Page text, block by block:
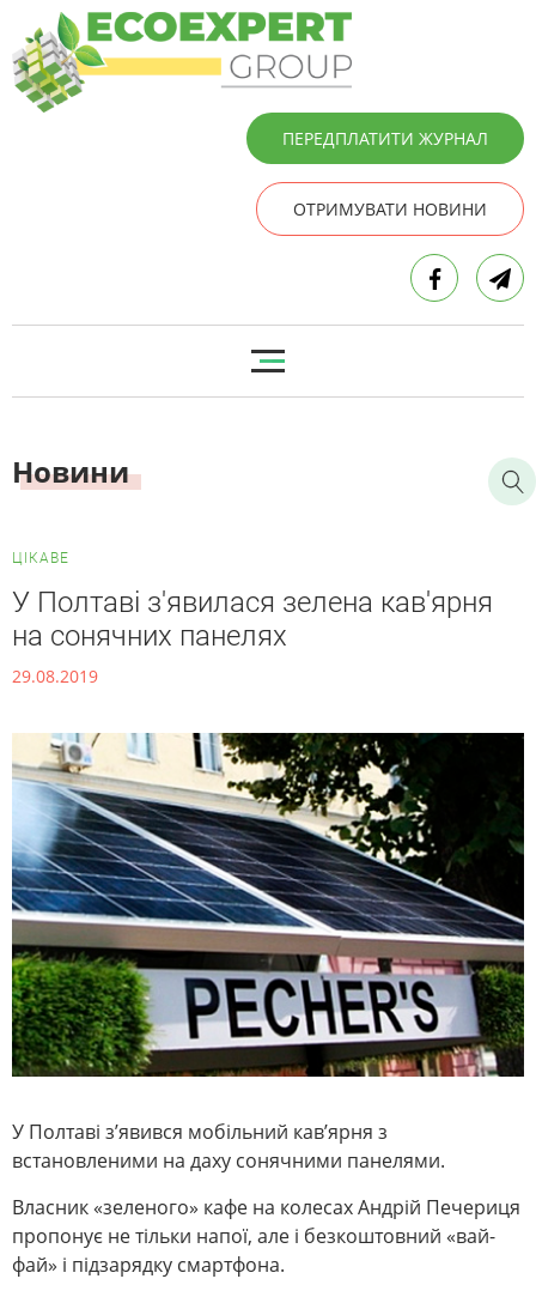
ПЕРЕДПЛАТИТИ ЖУРНАЛ
ОТРИМУВАТИ НОВИНИ
Новини
ЦІКАВЕ
У Полтаві з'явилася зелена кав'ярня
на сонячних панелях
29.08.2019
У Полтаві з’явився мобільний кав’ярня з
встановленими на даху сонячними панелями.
Власник «зеленого» кафе на колесах Андрій Печериця
пропонує не тільки напої, але і безкоштовний «вай-
фай» і підзарядку смартфона.